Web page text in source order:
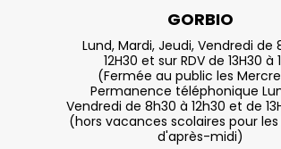
GORBIO
Lund, Mardi, Jeudi, Vendredi de
12H30 et sur RDV de 13H30 à
(Fermée au public les
Permanence téléphonique
Vendredi de 8h30 à 12h30 et de
(hors vacances scolaires pour les
d'après-midi)